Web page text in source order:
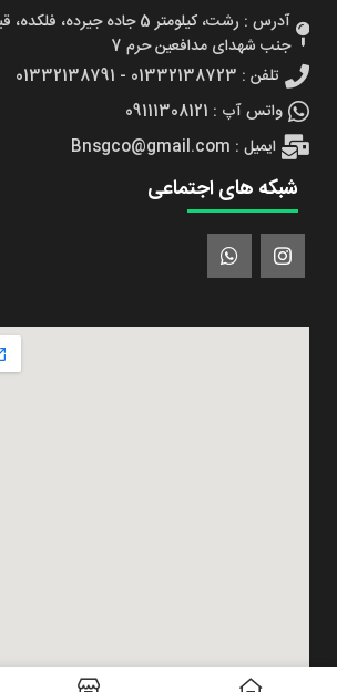
آدرس : رشت، کیلومتر 5 جاده
جنب شهدای مدافعین حرم 7
تلفن : 01332138723 - 01332138791
واتس آپ : 09111308121
ایمیل : Bnsgco@gmail.com
شبکه های اجتماعی